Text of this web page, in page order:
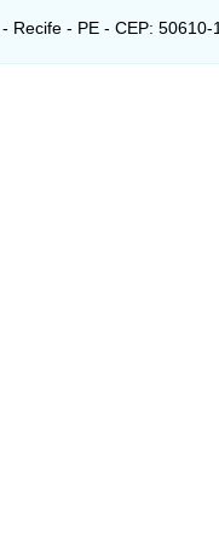
Recife - PE - CEP: 50610-